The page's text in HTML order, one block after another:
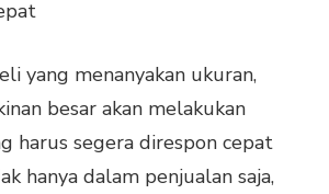
yang menanyakan ukuran,
besar akan melakukan
harus segera direspon cepat
hanya dalam penjualan saja,